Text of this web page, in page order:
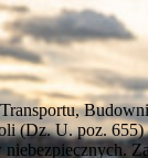
(Dz. U. poz.